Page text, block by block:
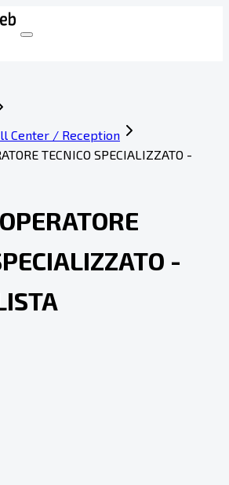
Center / Reception
TECNICO SPECIALIZZATO -
-